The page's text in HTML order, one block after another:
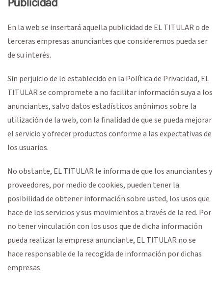
En la web se insertará aquella publicidad de EL TITULAR o de
terceras empresas anunciantes que consideremos pueda ser
de su interés.
Sin perjuicio de lo establecido en la Política de Privacidad, EL
TITULAR se compromete a no facilitar información suya a los
anunciantes, salvo datos estadísticos anónimos sobre la
utilización de la web, con la finalidad de que se pueda mejorar
el servicio y ofrecer productos conforme a las expectativas de
los usuarios.
No obstante, EL TITULAR le informa de que los anunciantes y
proveedores, por medio de cookies, pueden tener la
posibilidad de obtener información sobre usted, los usos que
hace de los servicios y sus movimientos a través de la red. Por
no tener vinculación con los usos que de dicha información
pueda realizar la empresa anunciante, EL TITULAR no se
hace responsable de la recogida de información por dichas
empresas.